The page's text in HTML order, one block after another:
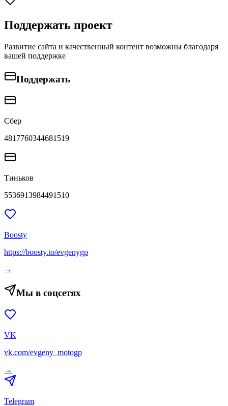
Поддержать проект
Развитие сайта и качественный контент возможны благодаря
вашей поддержке
Поддержать
Сбер
4817760344681519
Тиньков
5536913984491510
Boosty
https://boosty.to/evgenygp
→
Мы в соцсетях
VK
vk.com/evgeny_motogp
→
Telegram